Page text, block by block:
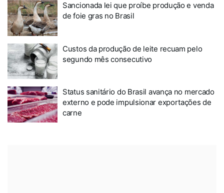
Sancionada lei que proíbe produção e venda
de foie gras no Brasil
Custos da produção de leite recuam pelo
segundo mês consecutivo
Status sanitário do Brasil avança no mercado
externo e pode impulsionar exportações de
carne